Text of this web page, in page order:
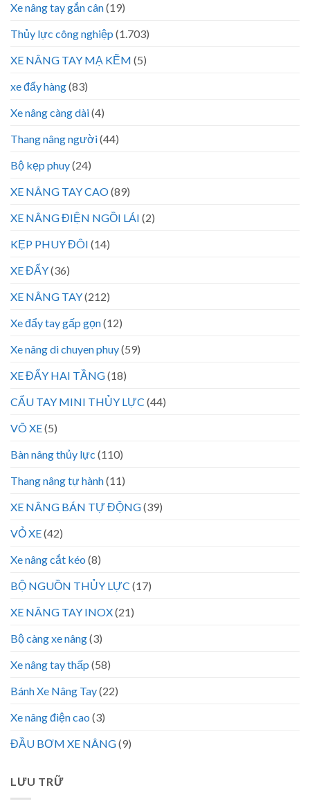
Xe nâng tay gắn cân(19)
Thủy lực công nghiệp (1.703)
XE NÂNG TAY MẠ KẼM (5)
xe đẩy hàng(83)
Xe nâng càng dài(4)
Thang nâng người(44)
Bộ kẹp phuy(24)
XE NÂNG TAY CAO(89)
XE NÂNG ĐIỆN NGỒI LÁI (2)
KẸP PHUY ĐÔI (14)
XE ĐẨY(36)
XE NÂNG TAY(212)
Xe đẩy tay gấp gọn(12)
Xe nâng di chuyen phuy(59)
XE ĐẨY HAI TẦNG(18)
CẨU TAY MINI THỦY LỰC (44)
VÕ XE(5)
Bàn nâng thủy lực (110)
Thang nâng tự hành(11)
XE NÂNG BÁN TỰ ĐỘNG(39)
VỎ XE(42)
Xe nâng cắt kéo (8)
BỘ NGUỒN THỦY LỰC (17)
XE NÂNG TAY INOX(21)
Bộ càng xe nâng(3)
Xe nâng tay thấp (58)
Bánh Xe Nâng Tay(22)
Xe nâng điện cao (3)
ĐẦU BƠM XE NÂNG(9)
LƯU TRỮ